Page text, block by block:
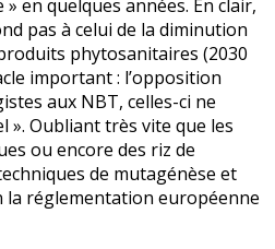
en quelques années. En clair,
pas à celui de la diminution
phytosanitaires (2030
important : l’opposition
aux NBT, celles-ci ne
». Oubliant très vite que les
ou encore des riz de
de mutagénèse et
la réglementation européenne